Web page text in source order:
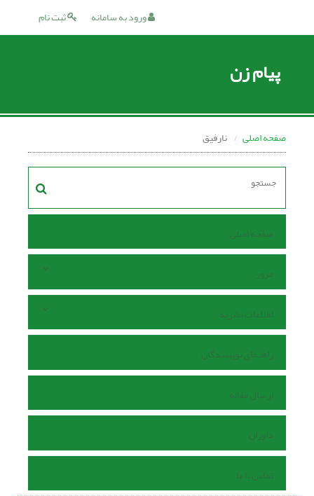
ثبت نام ورود به سامانه
پیام زن
صفحه اصلی نارفیق
صفحه اصلی
مرور
اطلاعات نشریه
راهنمای نویسندگان
ارسال مقاله
داوران
تماس با ما